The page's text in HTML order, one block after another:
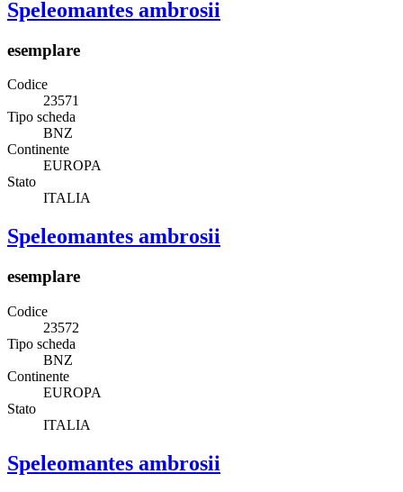
Speleomantes ambrosii
esemplare
Codice
23571
Tipo scheda
BNZ
Continente
EUROPA
Stato
ITALIA
Speleomantes ambrosii
esemplare
Codice
23572
Tipo scheda
BNZ
Continente
EUROPA
Stato
ITALIA
Speleomantes ambrosii